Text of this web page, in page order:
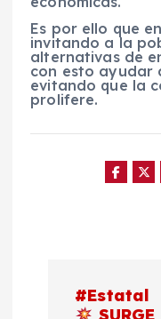
Es por ello que
invitando a la
alternativas de
con esto ayudar
evitando que la
prolifere.
#Estatal
SURGE